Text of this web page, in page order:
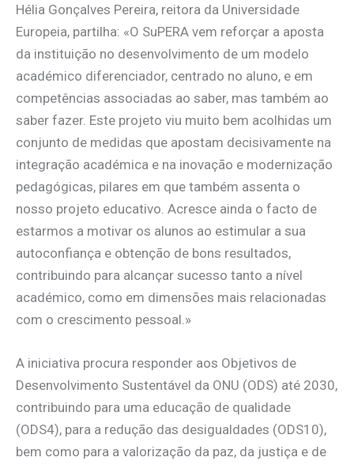
Hélia Gonçalves Pereira, reitora da Universidade
Europeia, partilha: «O SuPERA vem reforçar a aposta
da instituição no desenvolvimento de um modelo
académico diferenciador, centrado no aluno, e em
competências associadas ao saber, mas também ao
saber fazer. Este projeto viu muito bem acolhidas um
conjunto de medidas que apostam decisivamente na
integração académica e na inovação e modernização
pedagógicas, pilares em que também assenta o
nosso projeto educativo. Acresce ainda o facto de
estarmos a motivar os alunos ao estimular a sua
autoconfiança e obtenção de bons resultados,
contribuindo para alcançar sucesso tanto a nível
académico, como em dimensões mais relacionadas
com o crescimento pessoal.»
A iniciativa procura responder aos Objetivos de
Desenvolvimento Sustentável da ONU (ODS) até 2030,
contribuindo para uma educação de qualidade
(ODS4), para a redução das desigualdades (ODS10),
bem como para a valorização da paz, da justiça e de